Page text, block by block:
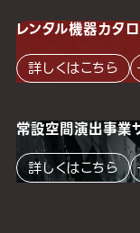
レンタル機器カタ
詳しくはこちら
常設空間演出事業
詳しくはこちら